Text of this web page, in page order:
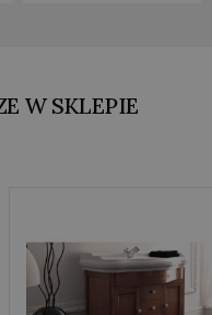
W SKLEPIE